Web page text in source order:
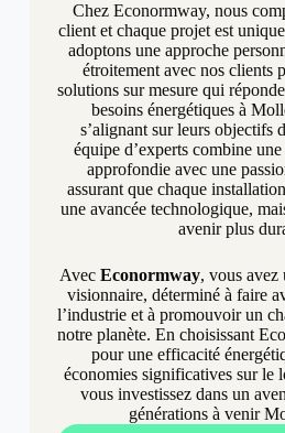
Chez Econormway, nous
client et chaque projet est
adoptons une approche
étroitement avec nos clients
solutions sur mesure qui
besoins énergétiques à
s’alignant sur leurs objectifs
équipe d’experts combine
approfondie avec une
assurant que chaque
une avancée technologique,
avenir plus
AvecEconormway, vous avez
visionnaire, déterminé à faire
l’industrie et à promouvoir un
notre planète. En choisissant
pour une efficacité
économies significatives sur le
vous investissez dans un
générations à venir